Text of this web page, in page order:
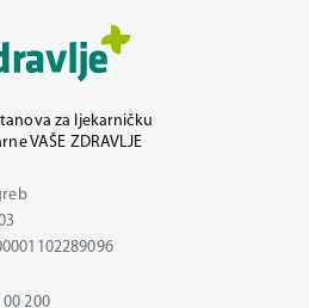
za ljekarničku
VAŠE ZDRAVLJE
00 200